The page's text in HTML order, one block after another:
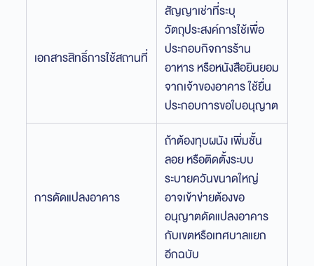
เอกสารสิทธิ์การใช้สถานที่
สัญญาเช่าที่ระบุ
วัตถุประสงค์การใช้เพื่อ
ประกอบกิจการร้าน
อาหาร หรือหนังสือยินยอม
จากเจ้าของอาคาร ใช้ยื่น
ประกอบการขอใบอนุญาต
การดัดแปลงอาคาร
ถ้าต้องทุบผนัง เพิ่มชั้น
ลอย หรือติดตั้งระบบ
ระบายควันขนาดใหญ่
อาจเข้าข่ายต้องขอ
อนุญาตดัดแปลงอาคาร
กับเขตหรือเทศบาลแยก
อีกฉบับ